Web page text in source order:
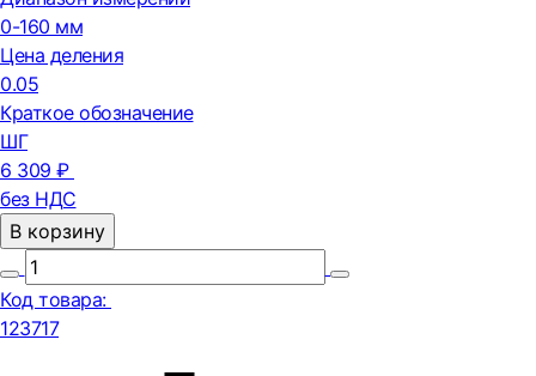
0-160 мм
Цена деления
0.05
Краткое обозначение
ШГ
6 309 ₽
без НДС
В корзину
Код товара:
123717